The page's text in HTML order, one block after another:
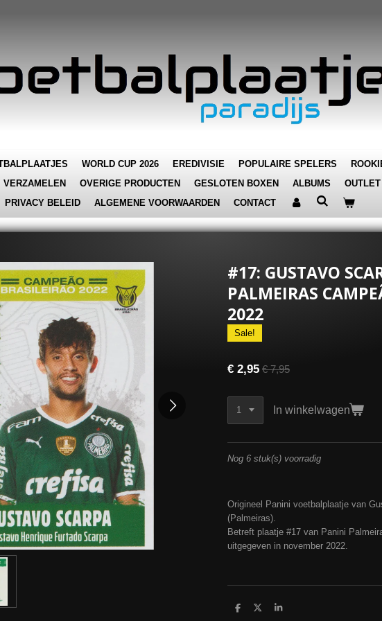
WORLD CUP 2026 EREDIVISIE POPULAIRE SPELERS
VERZAMELEN OVERIGE PRODUCTEN GESLOTEN BOXEN ALBUMS OUTLET
PRIVACY BELEID ALGEMENE VOORWAARDEN CONTACT
#17: GUSTAVO
PALMEIRAS
2022
Sale!
€ 2,95 € 7,95
In winkelwagen
Nog 6 stuk(s) voorradig
Origineel Panini voetbalplaatje van
(Palmeiras).
Betreft plaatje #17 van Panini
uitgegeven in november 2022.
D
D
S